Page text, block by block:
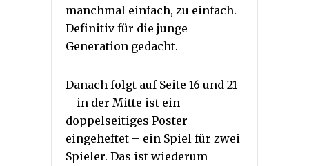
manchmal einfach, zu einfach.
Definitiv für die junge
Generation gedacht.
Danach folgt auf Seite 16 und 21
– in der Mitte ist ein
doppelseitiges Poster
eingeheftet – ein Spiel für zwei
Spieler. Das ist wiederum